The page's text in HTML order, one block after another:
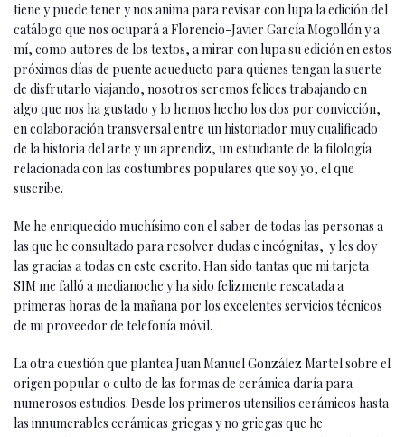
tiene y puede tener y nos anima para revisar con lupa la edición del
catálogo que nos ocupará a Florencio-Javier García Mogollón y a
mí, como autores de los textos, a mirar con lupa su edición en estos
próximos días de puente acueducto para quienes tengan la suerte
de disfrutarlo viajando, nosotros seremos felices trabajando en
algo que nos ha gustado y lo hemos hecho los dos por convicción,
en colaboración transversal entre un historiador muy cualificado
de la historia del arte y un aprendiz, un estudiante de la filología
relacionada con las costumbres populares que soy yo, el que
suscribe.
Me he enriquecido muchísimo con el saber de todas las personas a
las que he consultado para resolver dudas e incógnitas, y les doy
las gracias a todas en este escrito. Han sido tantas que mi tarjeta
SIM me falló a medianoche y ha sido felizmente rescatada a
primeras horas de la mañana por los excelentes servicios técnicos
de mi proveedor de telefonía móvil.
La otra cuestión que plantea Juan Manuel González Martel sobre el
origen popular o culto de las formas de cerámica daría para
numerosos estudios. Desde los primeros utensilios cerámicos hasta
las innumerables cerámicas griegas y no griegas que he